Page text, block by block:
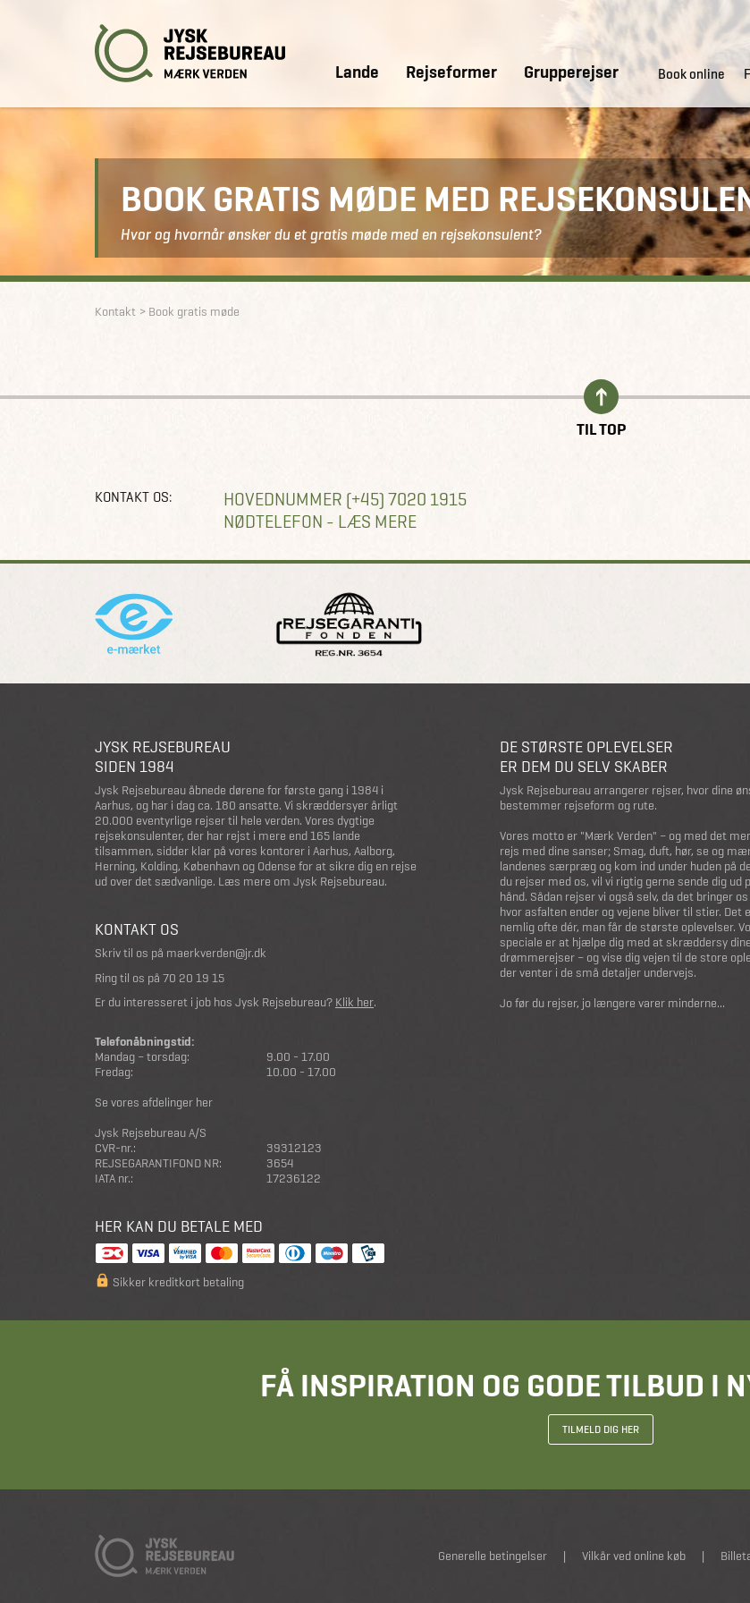
Lande Rejseformer Grupperejser Book online
BOOK GRATIS MØDE MED
Hvor og hvornår ønsker du et gratis møde med en rejsekonsulent?
Kontakt Book gratis møde
TIL TOP
KONTAKT OS:
HOVEDNUMMER (+45) 7020 1915
NØDTELEFON - LÆS MERE
JYSK REJSEBUREAU
SIDEN 1984
Jysk Rejsebureau åbnede dørene for første gang i 1984 i
Aarhus, og har i dag ca. 180 ansatte. Vi skræddersyer årligt
20.000 eventyrlige rejser til hele verden. Vores dygtige
rejsekonsulenter, der har rejst i mere end 165 lande
tilsammen, sidder klar på vores kontorer i Aarhus, Aalborg,
Herning, Kolding, København og Odense for at sikre dig en rejse
ud over det sædvanlige. Læs mere om Jysk Rejsebureau.
KONTAKT OS
Skriv til os på maerkverden@jr.dk
Ring til os på 70 20 19 15
Er du interesseret i job hos Jysk Rejsebureau? Klik her.
Telefonåbningstid:
Mandag – torsdag:
9.00 - 17.00
Fredag:
10.00 - 17.00
Se vores afdelinger her
Jysk Rejsebureau A/S
CVR-nr.:
39312123
REJSEGARANTIFOND NR:
3654
IATA nr.:
17236122
HER KAN DU BETALE MED
Sikker kreditkort betaling
DE STØRSTE OPLEVELSER
ER DEM DU SELV SKABER
Jysk Rejsebureau arrangerer rejser, hvor dine
bestemmer rejseform og rute.
Vores motto er "Mærk Verden" – og med det
rejs med dine sanser; Smag, duft, hør, se og
landenes særpræg og kom ind under huden på
du rejser med os, vil vi rigtig gerne sende dig ud
hånd. Sådan rejser vi også selv, da det bringer os
hvor asfalten ender og vejene bliver til stier. Det
nemlig ofte dér, man får de største oplevelser.
speciale er at hjælpe dig med at skræddersy dine
drømmerejser – og vise dig vejen til de store
der venter i de små detaljer undervejs.
Jo før du rejser, jo længere varer minderne...
FÅ INSPIRATION OG GODE TILBUD I
TILMELD DIG HER
Generelle betingelser | Vilkår ved online køb |